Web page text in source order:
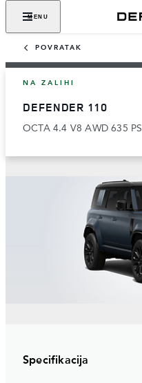
MENU
POVRATAK
NA ZALIHI
DEFENDER 110
OCTA 4.4 V8 AWD 635 PS
Specifikacija